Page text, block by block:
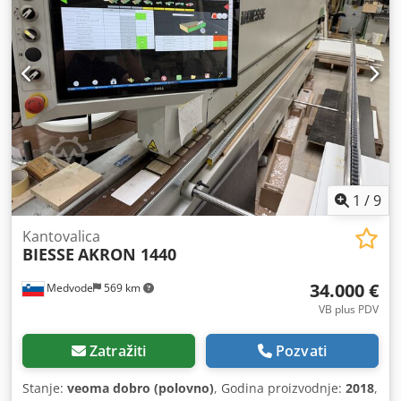
Palatinat Dostupnost: po dogovoru Prodaja po nalogu
klijenta. Informacije bez garancije.
1 /9
Medvode 569 km
Kantovalica
BIESSE AKRON 1440
34.000 €
VB plus PDV
Zatražiti Pozvati
Stanje: veoma dobro (polovno), Godina proizvodnje: 2018,